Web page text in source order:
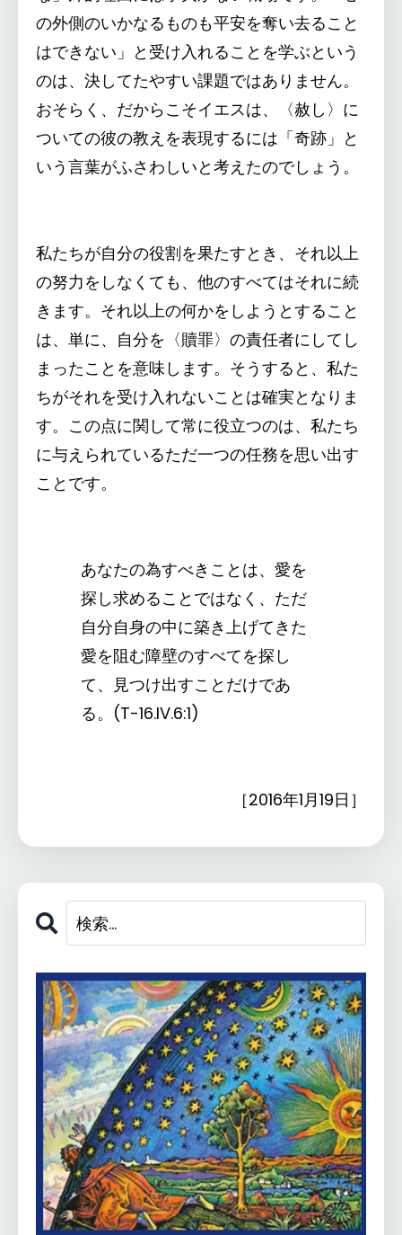
の外側のいかなるものも平安を奪い去ること
はできない」と受け入れることを学ぶという
のは、決してたやすい課題ではありません。
おそらく、だからこそイエスは、〈赦し〉に
ついての彼の教えを表現するには「奇跡」と
いう言葉がふさわしいと考えたのでしょう。
私たちが自分の役割を果たすとき、それ以上
の努力をしなくても、他のすべてはそれに続
きます。それ以上の何かをしようとすること
は、単に、自分を〈贖罪〉の責任者にしてし
まったことを意味します。そうすると、私た
ちがそれを受け入れないことは確実となりま
す。この点に関して常に役立つのは、私たち
に与えられているただ一つの任務を思い出す
ことです。
あなたの為すべきことは、愛を
探し求めることではなく、ただ
自分自身の中に築き上げてきた
愛を阻む障壁のすべてを探し
て、見つけ出すことだけであ
る。(T-16.IV.6:1)
［2016年1月19日］